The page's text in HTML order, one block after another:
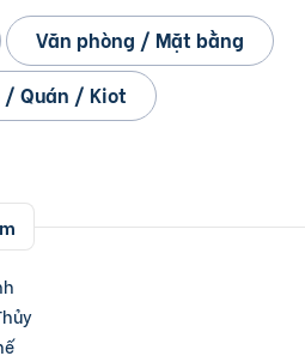
Văn phòng / Mặt bằng
/ Quán / Kiot